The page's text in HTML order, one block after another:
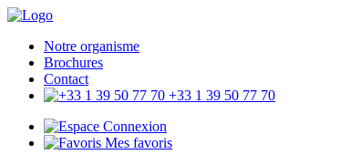
Notre organisme
Brochures
Contact
+33 1 39 50 77 70
Connexion
Mes favoris